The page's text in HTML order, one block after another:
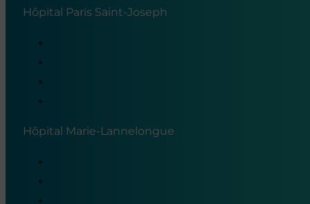
Hôpital Paris Saint-Joseph
Hôpital Marie-Lannelongue